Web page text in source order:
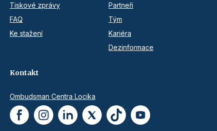
Tiskové zprávy
FAQ
Ke stažení
Partneři
Tým
Kariéra
Dezinformace
Kontakt
Ombudsman Centra Locika